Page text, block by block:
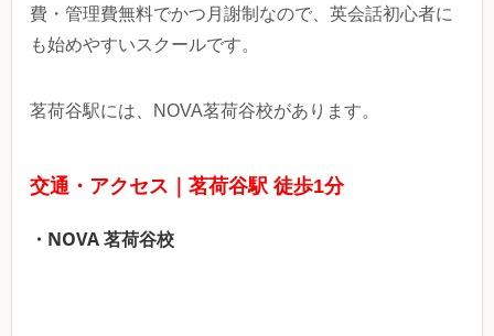
費・管理費無料でかつ月謝制なので、英会話初心者に
も始めやすいスクールです。
茗荷谷駅には、NOVA茗荷谷校があります。
交通・アクセス｜茗荷谷駅 徒歩1分
・NOVA 茗荷谷校